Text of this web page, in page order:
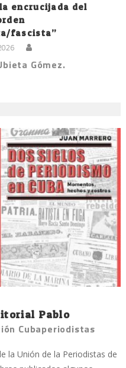
encrucijada del
fascista”
Gómez.
Pablo
Cubaperiodistas
la Unión de la Periodistas de